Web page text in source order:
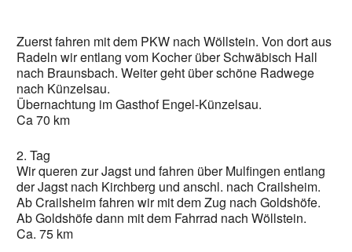
Zuerst fahren mit dem PKW nach Wöllstein. Von dort aus
Radeln wir entlang vom Kocher über Schwäbisch Hall
nach Braunsbach. Weiter geht über schöne Radwege
nach Künzelsau.
Übernachtung im Gasthof Engel-Künzelsau.
Ca 70 km
2. Tag
Wir queren zur Jagst und fahren über Mulfingen entlang
der Jagst nach Kirchberg und anschl. nach Crailsheim.
Ab Crailsheim fahren wir mit dem Zug nach Goldshöfe.
Ab Goldshöfe dann mit dem Fahrrad nach Wöllstein.
Ca. 75 km